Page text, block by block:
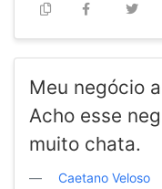
Meu negócio
Acho esse
muito chata.
Caetano Veloso